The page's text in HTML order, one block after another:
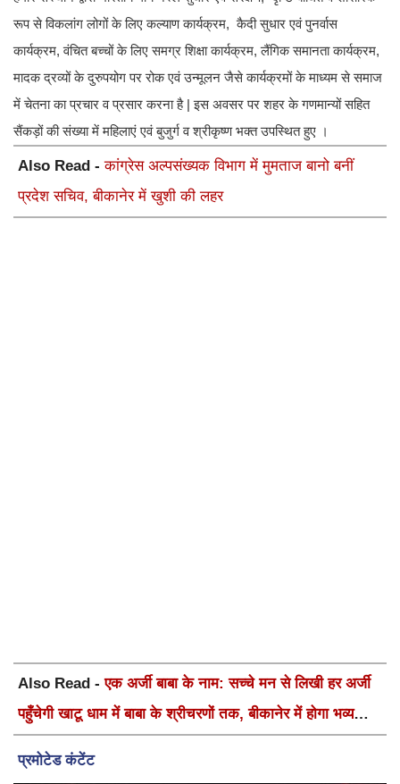
रूप से विकलांग लोगों के लिए कल्याण कार्यक्रम, कैदी सुधार एवं पुनर्वास
कार्यक्रम, वंचित बच्चों के लिए समग्र शिक्षा कार्यक्रम, लैंगिक समानता कार्यक्रम,
मादक द्रव्यों के दुरुपयोग पर रोक एवं उन्मूलन जैसे कार्यक्रमों के माध्यम से समाज
में चेतना का प्रचार व प्रसार करना है | इस अवसर पर शहर के गणमान्यों सहित
सैंकड़ों की संख्या में महिलाएं एवं बुजुर्ग व श्रीकृष्ण भक्त उपस्थित हुए ।
Also Read -कांग्रेस अल्पसंख्यक विभाग में मुमताज बानो बनीं
प्रदेश सचिव, बीकानेर में खुशी की लहर
Also Read -एक अर्जी बाबा के नाम: सच्चे मन से लिखी हर अर्जी
पहुँचेगी खाटू धाम में बाबा के श्रीचरणों तक, बीकानेर में होगा भव्य